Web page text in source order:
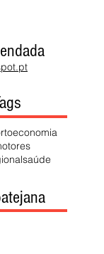
economia
saúde